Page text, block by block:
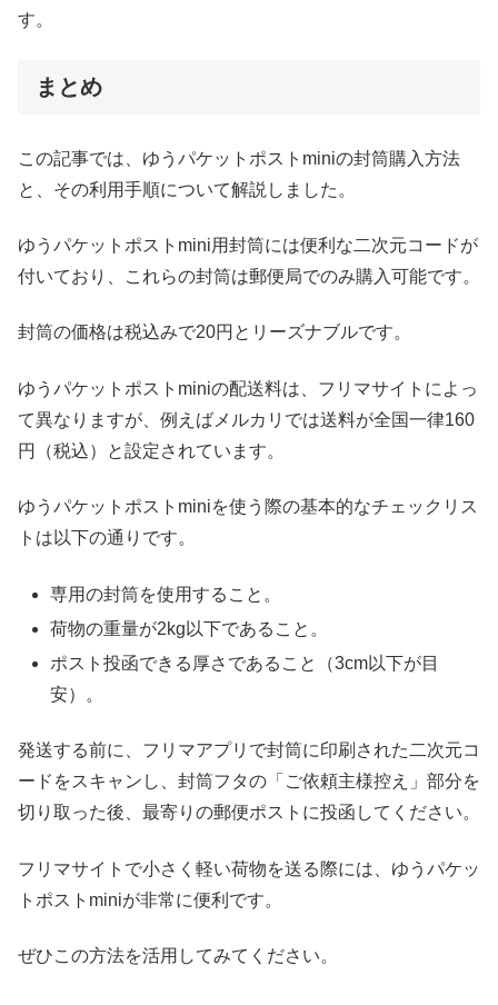
す。
まとめ
この記事では、ゆうパケットポストminiの封筒購入方法
と、その利用手順について解説しました。
ゆうパケットポストmini用封筒には便利な二次元コードが
付いており、これらの封筒は郵便局でのみ購入可能です。
封筒の価格は税込みで20円とリーズナブルです。
ゆうパケットポストminiの配送料は、フリマサイトによっ
て異なりますが、例えばメルカリでは送料が全国一律160
円（税込）と設定されています。
ゆうパケットポストminiを使う際の基本的なチェックリス
トは以下の通りです。
専用の封筒を使用すること。
荷物の重量が2kg以下であること。
ポスト投函できる厚さであること（3cm以下が目
安）。
発送する前に、フリマアプリで封筒に印刷された二次元コ
ードをスキャンし、封筒フタの「ご依頼主様控え」部分を
切り取った後、最寄りの郵便ポストに投函してください。
フリマサイトで小さく軽い荷物を送る際には、ゆうパケッ
トポストminiが非常に便利です。
ぜひこの方法を活用してみてください。